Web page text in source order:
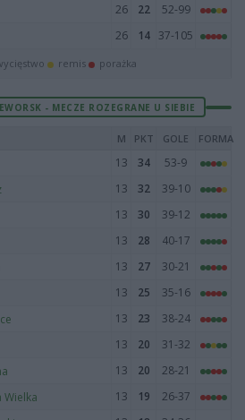
26 22
52-99
26 14 37-105
remis porażka
- MECZE ROZEGRANE U SIEBIE
M PKT GOLE FORMA
13 34
53-9
13 32
39-10
13 30
39-12
13 28
40-17
13 27
30-21
13 25
35-16
13 23
38-24
13 20
31-32
13 20
28-21
Wielka 13 19
26-37